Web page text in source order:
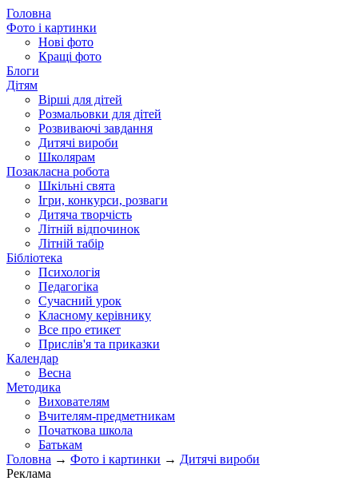
Головна
Фото і картинки
Нові фото
Кращі фото
Блоги
Дітям
Вірші для дітей
Розмальовки для дітей
Розвиваючі завдання
Дитячі вироби
Школярам
Позакласна робота
Шкільні свята
Ігри, конкурси, розваги
Дитяча творчість
Літній відпочинок
Літній табір
Бібліотека
Психологія
Педагогіка
Сучасний урок
Класному керівнику
Все про етикет
Прислів'я та приказки
Календар
Весна
Методика
Вихователям
Вчителям-предметникам
Початкова школа
Батькам
Головна → Фото і картинки → Дитячі вироби
Реклама